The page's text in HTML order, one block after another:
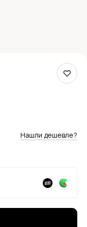
Нашли дешевле?